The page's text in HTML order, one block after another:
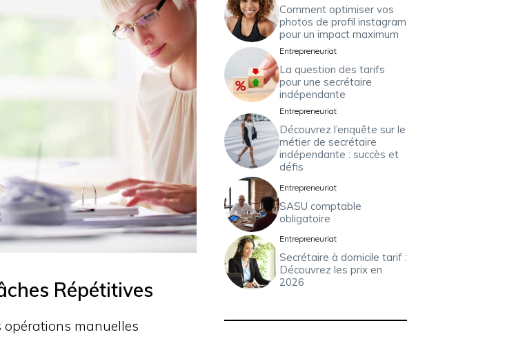
Répétitives
opérations manuelles
Comment optimiser vos
photos de profil instagram
pour un impact maximum
Entrepreneuriat
La question des tarifs
pour une secrétaire
indépendante
Entrepreneuriat
Découvrez l’enquête sur le
métier de secrétaire
indépendante : succès et
défis
Entrepreneuriat
SASU comptable
obligatoire
Entrepreneuriat
Secrétaire à domicile tarif :
Découvrez les prix en
2026